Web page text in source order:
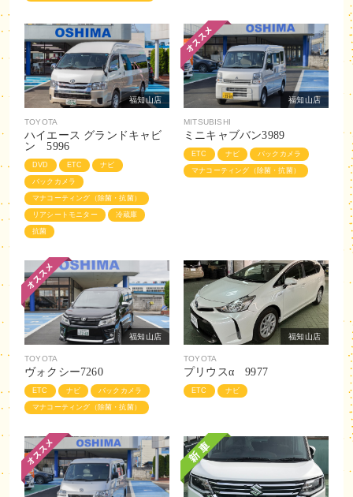
福知山店
TOYOTA
ハイエース グランドキャビ
ン 5996
DVD ETC ナビ
バックカメラ
マナコーティング（除菌・抗菌）
リアシートモニター 冷蔵庫
抗菌
福知山店
MITSUBISHI
ミニキャブバン3989
ETC ナビ バックカメラ
マナコーティング（除菌・抗菌）
福知山店
TOYOTA
ヴォクシー7260
ETC ナビ バックカメラ
マナコーティング（除菌・抗菌）
福知山店
TOYOTA
プリウスα 9977
ETC ナビ